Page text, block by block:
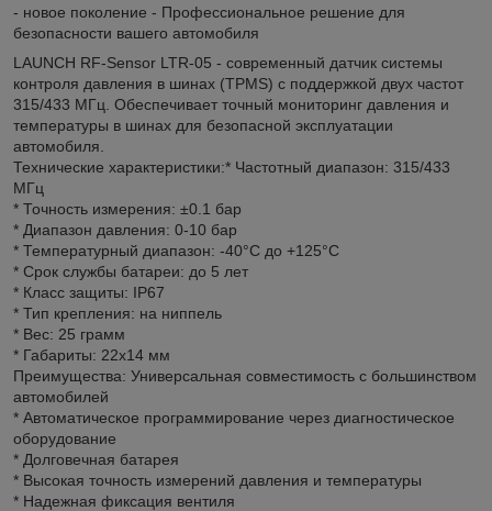
- новое поколение - Профессиональное решение для
безопасности вашего автомобиля
LAUNCH RF-Sensor LTR-05 - современный датчик системы
контроля давления в шинах (TPMS) с поддержкой двух частот
315/433 МГц. Обеспечивает точный мониторинг давления и
температуры в шинах для безопасной эксплуатации
автомобиля.
Технические характеристики:* Частотный диапазон: 315/433
МГц
* Точность измерения: ±0.1 бар
* Диапазон давления: 0-10 бар
* Температурный диапазон: -40°C до +125°C
* Срок службы батареи: до 5 лет
* Класс защиты: IP67
* Тип крепления: на ниппель
* Вес: 25 грамм
* Габариты: 22x14 мм
Преимущества: Универсальная совместимость с большинством
автомобилей
* Автоматическое программирование через диагностическое
оборудование
* Долговечная батарея
* Высокая точность измерений давления и температуры
* Надежная фиксация вентиля